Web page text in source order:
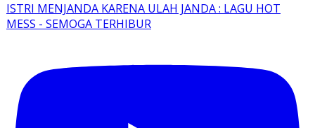
ISTRI MENJANDA KARENA ULAH JANDA : LAGU HOT
MESS - SEMOGA TERHIBUR